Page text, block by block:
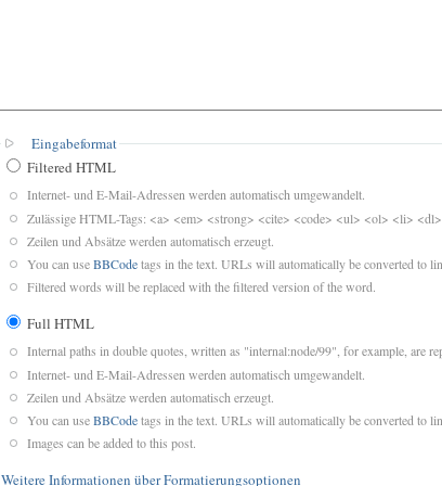
Eingabeformat
Filtered HTML
Internet- und E-Mail-Adressen werden automatisch umgewandelt.
Zulässige HTML-Tags: <a> <em> <strong> <cite> <code> <ul> <ol> <li>
Zeilen und Absätze werden automatisch erzeugt.
You can useBBCodetags in the text. URLs will automatically be converted to
Filtered words will be replaced with the filtered version of the word.
Full HTML
Internal paths in double quotes, written as "internal:node/99", for example, are
Internet- und E-Mail-Adressen werden automatisch umgewandelt.
Zeilen und Absätze werden automatisch erzeugt.
You can useBBCodetags in the text. URLs will automatically be converted to
Images can be added to this post.
Weitere Informationen über Formatierungsoptionen